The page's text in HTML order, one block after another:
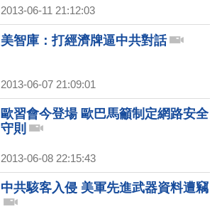
2013-06-11 21:12:03
美智庫：打經濟牌逼中共對話
2013-06-07 21:09:01
歐習會今登場 歐巴馬籲制定網路安全
守則
2013-06-08 22:15:43
中共駭客入侵 美軍先進武器資料遭竊